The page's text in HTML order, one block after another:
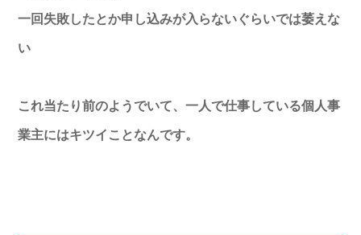
一回失敗したとか申し込みが入らないぐらいでは萎えな
い
これ当たり前のようでいて、一人で仕事している個人事
業主にはキツイことなんです。